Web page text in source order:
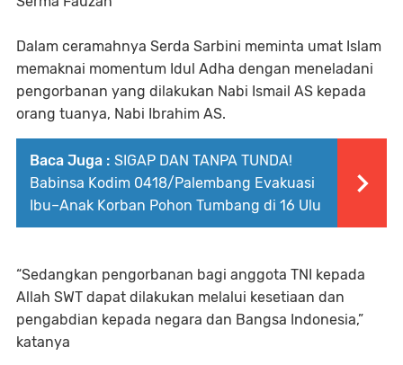
Dalam ceramahnya Serda Sarbini meminta umat Islam
memaknai momentum Idul Adha dengan meneladani
pengorbanan yang dilakukan Nabi Ismail AS kepada
orang tuanya, Nabi Ibrahim AS.
Baca Juga : SIGAP DAN TANPA TUNDA!
Babinsa Kodim 0418/Palembang Evakuasi
Ibu–Anak Korban Pohon Tumbang di 16 Ulu
“Sedangkan pengorbanan bagi anggota TNI kepada
Allah SWT dapat dilakukan melalui kesetiaan dan
pengabdian kepada negara dan Bangsa Indonesia,”
katanya